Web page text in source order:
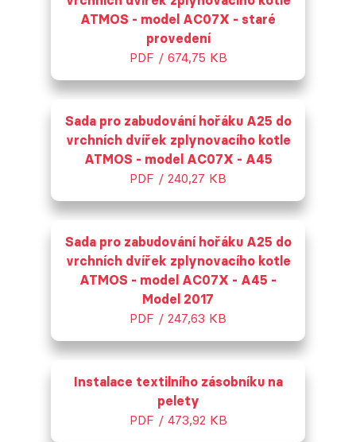
ATMOS - model AC07X - staré
provedení
PDF / 674,75 KB
Sada pro zabudování hořáku A25 do
vrchních dvířek zplynovacího kotle
ATMOS - model AC07X - A45
PDF / 240,27 KB
Sada pro zabudování hořáku A25 do
vrchních dvířek zplynovacího kotle
ATMOS - model AC07X - A45 -
Model 2017
PDF / 247,63 KB
Instalace textilního zásobníku na
pelety
PDF / 473,92 KB